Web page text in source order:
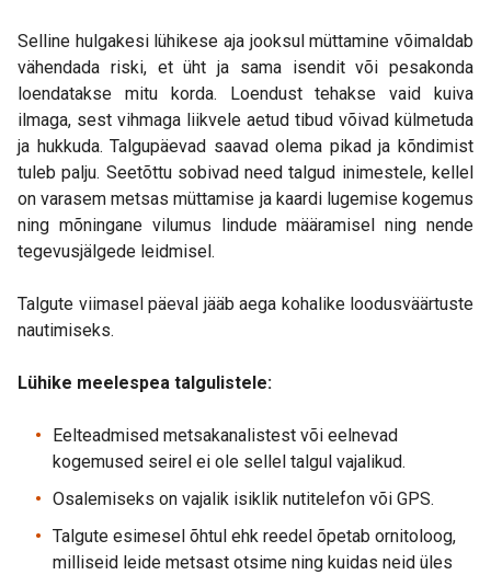
Selline hulgakesi lühikese aja jooksul müttamine võimaldab
vähendada riski, et üht ja sama isendit või pesakonda
loendatakse mitu korda. Loendust tehakse vaid kuiva
ilmaga, sest vihmaga liikvele aetud tibud võivad külmetuda
ja hukkuda. Talgupäevad saavad olema pikad ja kõndimist
tuleb palju. Seetõttu sobivad need talgud inimestele, kellel
on varasem metsas müttamise ja kaardi lugemise kogemus
ning mõningane vilumus lindude määramisel ning nende
tegevusjälgede leidmisel.
Talgute viimasel päeval jääb aega kohalike loodusväärtuste
nautimiseks.
Lühike meelespea talgulistele:
Eelteadmised metsakanalistest või eelnevad
kogemused seirel ei ole sellel talgul vajalikud.
Osalemiseks on vajalik isiklik nutitelefon või GPS.
Talgute esimesel õhtul ehk reedel õpetab ornitoloog,
milliseid leide metsast otsime ning kuidas neid üles